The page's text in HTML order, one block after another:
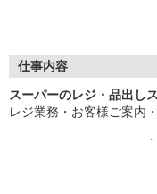
ご安心ください♪ 丁寧な
フォローするのご安心く
◆大学生〜シニアの方
仕事内容
スーパーのレジ・品出し
レジ業務・お客様ご案内